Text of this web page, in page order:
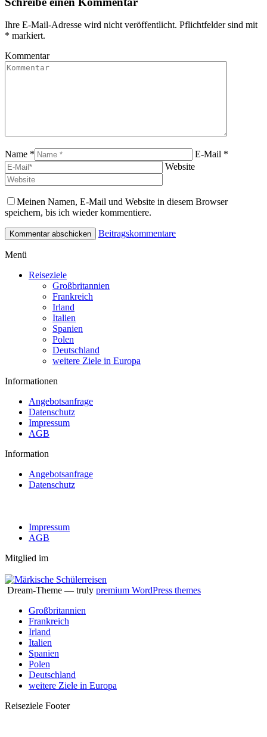
Ihre E-Mail-Adresse wird nicht veröffentlicht. Pflichtfelder sind mit
* markiert.
Kommentar
Name *
E-Mail *
Website
Meinen Namen, E-Mail und Website in diesem Browser
speichern, bis ich wieder kommentiere.
Beitragskommentare
Menü
Reiseziele
Großbritannien
Frankreich
Irland
Italien
Spanien
Polen
Deutschland
weitere Ziele in Europa
Informationen
Angebotsanfrage
Datenschutz
Impressum
AGB
Information
Angebotsanfrage
Datenschutz
Impressum
AGB
Mitglied im
Dream-Theme — truly premium WordPress themes
Großbritannien
Frankreich
Irland
Italien
Spanien
Polen
Deutschland
weitere Ziele in Europa
Reiseziele Footer